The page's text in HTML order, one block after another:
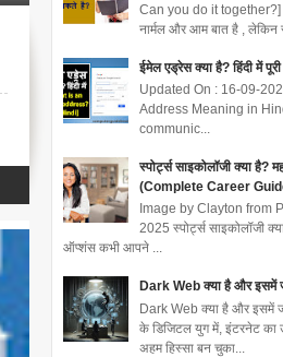
Can you do it
नार्मल और आम बात है , लेकिन
ईमेल एड्रेस क्या है? हिंदी में
Updated On : 16-09-
Address Meaning in
communic...
स्पोर्ट्स साइकोलॉजी क्या
(Complete Career
Image by Clayton from
2025 स्पोर्ट्स साइकोलॉजी
ऑप्शंस कभी आपने ...
Dark Web क्या है और इसमें
Dark Web क्या है और इसमें
के डिजिटल युग में, इंटरनेट का
अहम हिस्सा बन चुका...